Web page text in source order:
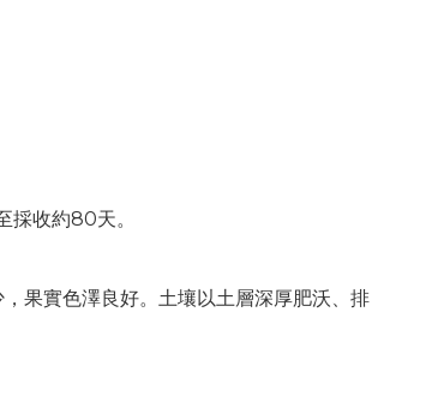
採收約80天。
果實色澤良好。土壤以土層深厚肥沃、排